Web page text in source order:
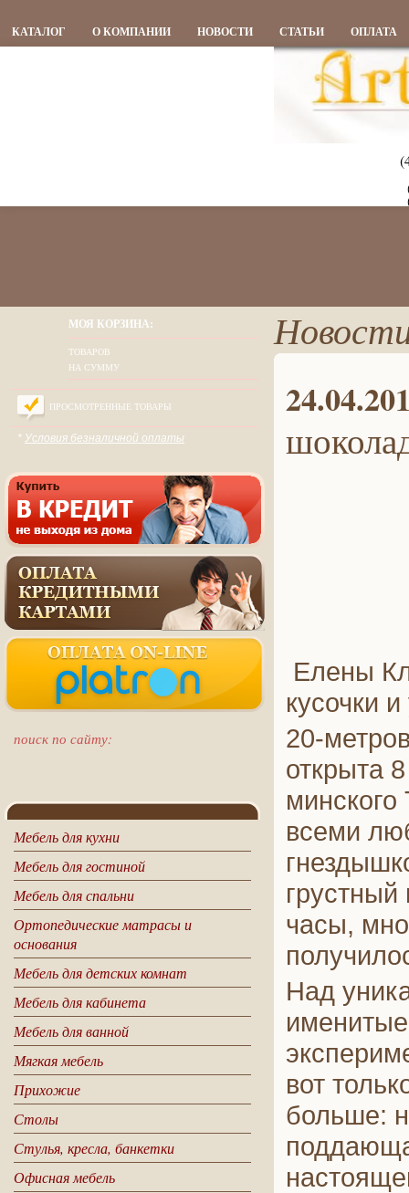
КАТАЛОГ О КОМПАНИИ НОВОСТИ СТАТЬИ ОПЛАТА
МОЯ КОРЗИНА:
ТОВАРОВ
НА СУММУ
ПРОСМОТРЕННЫЕ ТОВАРЫ
* Условия безналичной оплаты
поиск по сайту:
Мебель для кухни
Мебель для гостиной
Мебель для спальни
Ортопедические матрасы и
основания
Мебель для детских комнат
Мебель для кабинета
Мебель для ванной
Мягкая мебель
Прихожие
Столы
Стулья, кресла, банкетки
Офисная мебель
Елены
кусочки
20-
открыта
всеми
часы,
Над
вот
больше: